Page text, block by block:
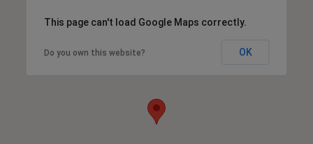
This page can't load Google Maps correctly.
Do you own this website? OK